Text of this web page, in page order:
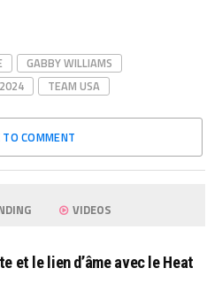
GABBY WILLIAMS
TEAM USA
TO COMMENT
VIDEOS
et le lien d’âme avec le Heat